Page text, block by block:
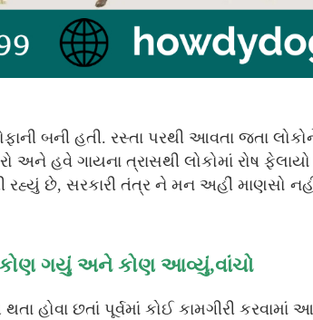
બની હતી. રસ્તા પરથી આવતા જતા
અને હવે ગાયના ત્રાસથી લોકોમાં રોષ
છે, સરકારી તંત્ર ને મન અહીં માણસો
કોણ ગયું અને કોણ આવ્યું,વાંચો
હોવા છતાં પૂર્વમાં કોઈ કામગીરી